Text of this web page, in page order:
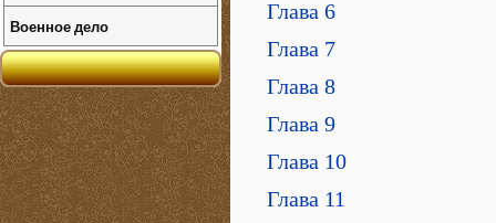
Глава 6
Глава 7
Глава 8
Глава 9
Глава 10
Глава 11
Военное дело